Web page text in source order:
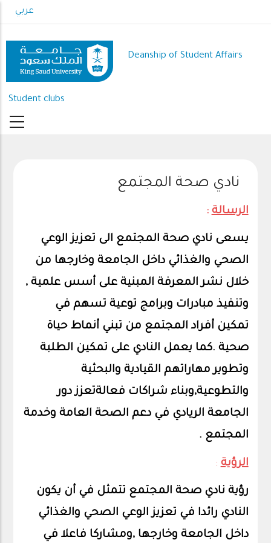
to
content
عربي
Deanship of Student Affairs
Student clubs
نادي صحة المجتمع
الرسالة:
يسعى نادي صحة المجتمع الى تعزيز الوعي
الصحي والغذائي داخل الجامعة وخارجها من
خلال نشر المعرفة المبنية على أسس علمية ,
وتنفيذ مبادرات وبرامج توعية تسهم في
تمكين أفراد المجتمع من تبني أنماط حياة
صحية .كما يعمل النادي على تمكين الطلبة
وتطوير مهاراتهم القيادية والبحثية
والتطوعية,وبناء شراكات فعالةتعزز دور
الجامعة الريادي في دعم الصحة العامة وخدمة
المجتمع .
الرؤية:
رؤية نادي صحة المجتمع تتمثل في أن يكون
النادي رائدا في تعزيز الوعي الصحي والغذائي
داخل الجامعة وخارجها ,ومشاركا فاعلا في